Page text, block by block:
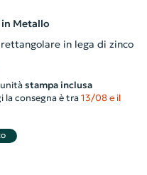
Metallo
in lega di zinco
stampa inclusa
la consegna è tra 13/08 e il